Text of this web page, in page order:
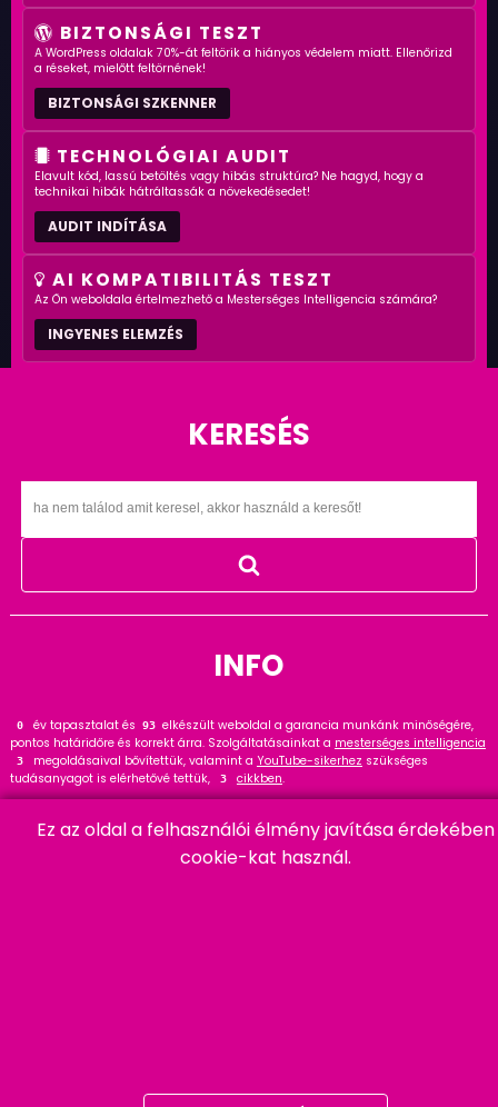
BIZTONSÁGI TESZT
A WordPress oldalak 70%-át feltörik a hiányos védelem miatt. Ellenőrizd
a réseket, mielőtt feltörnének!
BIZTONSÁGI SZKENNER
TECHNOLÓGIAI AUDIT
Elavult kód, lassú betöltés vagy hibás struktúra? Ne hagyd, hogy a
technikai hibák hátráltassák a növekedésedet!
AUDIT INDÍTÁSA
AI KOMPATIBILITÁS TESZT
Az Ön weboldala értelmezhető a Mesterséges Intelligencia számára?
INGYENES ELEMZÉS
KERESÉS
INFO
0 év tapasztalat és 114 elkészült weboldal a garancia munkánk minőségére,
pontos határidőre és korrekt árra. Szolgáltatásainkat a mesterséges intelligencia
3 megoldásaival bővítettük, valamint a YouTube-sikerhez szükséges
tudásanyagot is elérhetővé tettük,
3 cikkben.
szakértőként ajánlom a 21 cikket és bővítményt.
Ez az oldal a felhasználói élmény javítása érdekében
cookie-kat használ.